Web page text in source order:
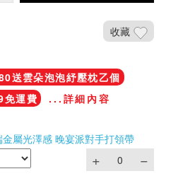
收藏
送雲朵泡泡紓壓枕乙個
免運費
...詳細內容
屬光澤感 晚宴派對手打領帶